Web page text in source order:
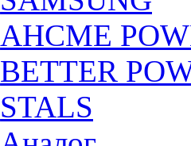
AHCME
BETTER
STALS